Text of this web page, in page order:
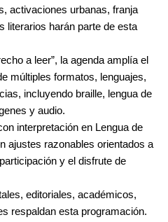
activaciones urbanas, franja
literarios harán parte de esta
a leer”, la agenda amplía el
múltiples formatos, lenguajes,
incluyendo braille, lengua de
y audio.
interpretación en Lengua de
ajustes razonables orientados a
y el disfrute de
editoriales, académicos,
respaldan esta programación.